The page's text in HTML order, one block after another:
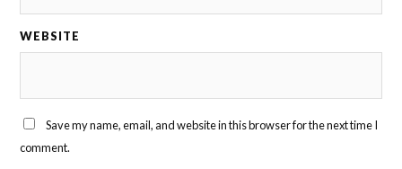
WEBSITE
Save my name, email, and website in this browser for the next time I
comment.